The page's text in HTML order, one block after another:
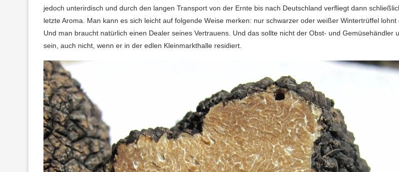
jedoch unterirdisch und durch den langen Transport von der Ernte bis nach Deutschland verfliegt dann
letzte Aroma. Man kann es sich leicht auf folgende Weise merken: nur schwarzer oder weißer Wintertrüffel lohnt
Und man braucht natürlich einen Dealer seines Vertrauens. Und das sollte nicht der Obst- und Gemüsehändler
sein, auch nicht, wenn er in der edlen Kleinmarkthalle residiert.